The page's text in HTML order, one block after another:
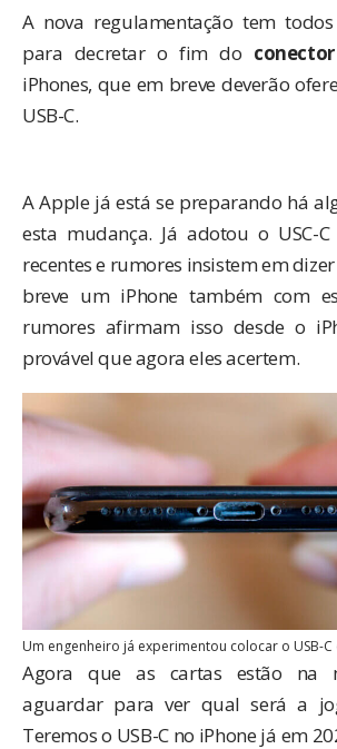
A nova regulamentação tem
para decretar o fim do
iPhones, que em breve deverão
USB-C.
A Apple já está se preparando há
esta mudança. Já adotou o USC-
recentes e rumores insistem em
breve um iPhone também com
rumores afirmam isso desde o
provável que agora eles acertem.
Um engenheiro já experimentou colocar o USB-C
Agora que as cartas estão na
aguardar para ver qual será a
Teremos o USB-C no iPhone já em